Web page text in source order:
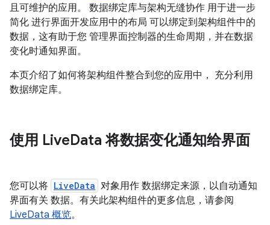
且可维护的应用。 数据绑定库与架构无缝协作 用于进一步
简化 进行界面开发应用中的布局 可以绑定到架构组件中的
数据，这有助于您 管理界面控制器的生命周期，并在数据
变化时通知界面。
本页介绍了如何将架构组件整合到您的应用中， 充分利用
数据绑定库。
使用 LiveData 将数据变化通知给界面
您可以将 LiveData 对象用作 数据绑定来源，以自动通知
界面有关 数据。有关此架构组件的更多信息，请参阅
LiveData 概览。